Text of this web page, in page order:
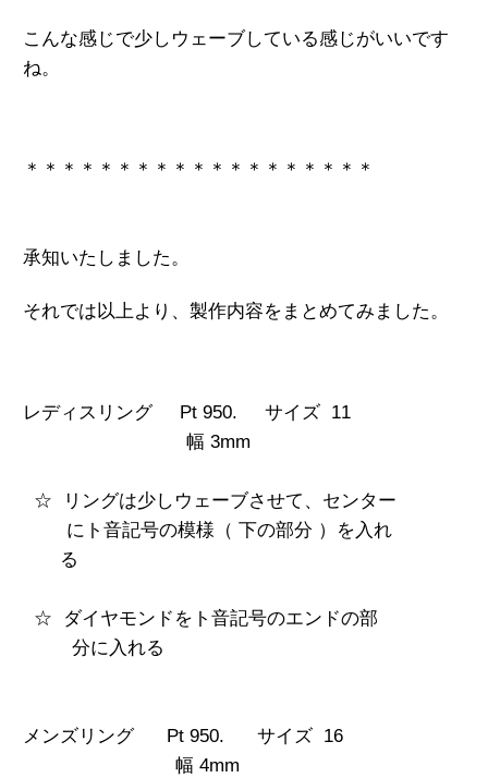
こんな感じで少しウェーブしている感じがいいです
ね。
＊＊＊＊＊＊＊＊＊＊＊＊＊＊＊＊＊＊＊
承知いたしました。
それでは以上より、製作内容をまとめてみました。
レディスリング Pt 950. サイズ 11
幅 3mm
☆ リングは少しウェーブさせて、センター
にト音記号の模様（ 下の部分 ）を入れ
る
☆ ダイヤモンドをト音記号のエンドの部
分に入れる
メンズリング Pt 950. サイズ 16
幅 4mm